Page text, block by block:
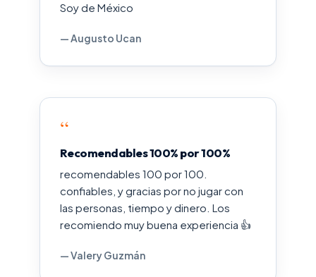
Soy de México
— Augusto Ucan
“
Recomendables 100% por 100%
recomendables 100 por 100.
confiables, y gracias por no jugar con
las personas, tiempo y dinero. Los
recomiendo muy buena experiencia 👍
— Valery Guzmán